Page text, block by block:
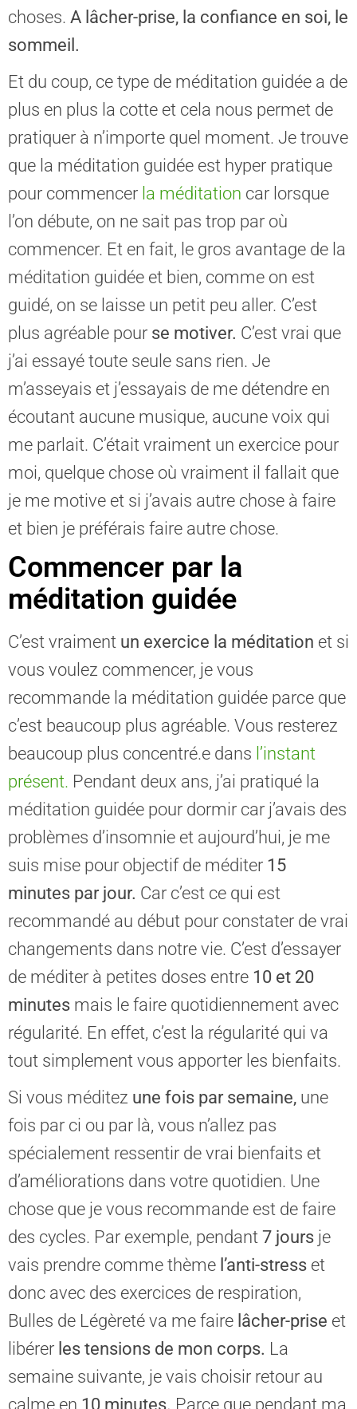
choses. A lâcher-prise, la confiance en soi, le
sommeil.
Et du coup, ce type de méditation guidée a de
plus en plus la cotte et cela nous permet de
pratiquer à n’importe quel moment. Je trouve
que la méditation guidée est hyper pratique
pour commencer la méditation car lorsque
l’on débute, on ne sait pas trop par où
commencer. Et en fait, le gros avantage de la
méditation guidée et bien, comme on est
guidé, on se laisse un petit peu aller. C’est
plus agréable pour se motiver. C’est vrai que
j’ai essayé toute seule sans rien. Je
m’asseyais et j’essayais de me détendre en
écoutant aucune musique, aucune voix qui
me parlait. C’était vraiment un exercice pour
moi, quelque chose où vraiment il fallait que
je me motive et si j’avais autre chose à faire
et bien je préférais faire autre chose.
Commencer par la
méditation guidée
C’est vraiment un exercice la méditation et si
vous voulez commencer, je vous
recommande la méditation guidée parce que
c’est beaucoup plus agréable. Vous resterez
beaucoup plus concentré.e dans l’instant
présent. Pendant deux ans, j’ai pratiqué la
méditation guidée pour dormir car j’avais des
problèmes d’insomnie et aujourd’hui, je me
suis mise pour objectif de méditer 15
minutes par jour. Car c’est ce qui est
recommandé au début pour constater de vrai
changements dans notre vie. C’est d’essayer
de méditer à petites doses entre 10 et 20
minutes mais le faire quotidiennement avec
régularité. En effet, c’est la régularité qui va
tout simplement vous apporter les bienfaits.
Si vous méditez une fois par semaine, une
fois par ci ou par là, vous n’allez pas
spécialement ressentir de vrai bienfaits et
d’améliorations dans votre quotidien. Une
chose que je vous recommande est de faire
des cycles. Par exemple, pendant 7 jours je
vais prendre comme thème l’anti-stress et
donc avec des exercices de respiration,
Bulles de Légèreté va me faire lâcher-prise et
libérer les tensions de mon corps. La
semaine suivante, je vais choisir retour au
calme en 10 minutes. Parce que pendant ma